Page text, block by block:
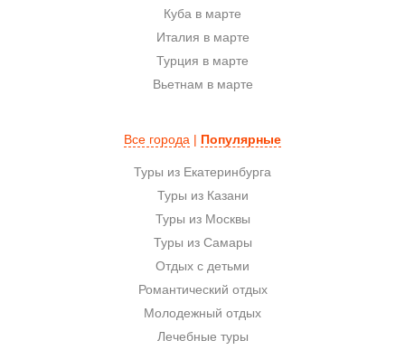
Куба в марте
Италия в марте
Турция в марте
Вьетнам в марте
Все города | Популярные
Туры из Екатеринбурга
Туры из Казани
Туры из Москвы
Туры из Самары
Отдых с детьми
Романтический отдых
Молодежный отдых
Лечебные туры